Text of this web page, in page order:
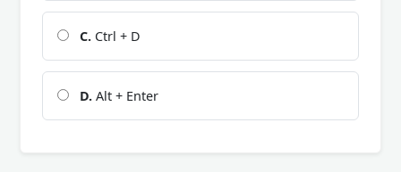
C. Ctrl + D
D. Alt + Enter